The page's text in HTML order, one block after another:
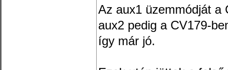
Az aux1 üzemmódját a
aux2 pedig a CV179-
így már jó.